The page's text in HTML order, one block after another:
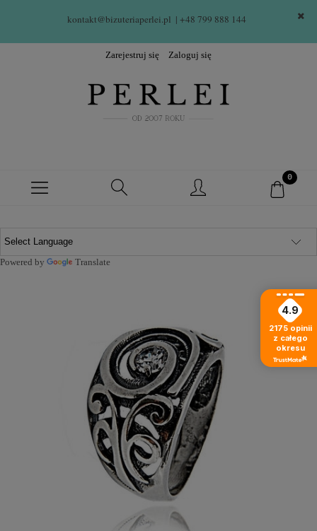
kontakt@bizuteriaperlei.pl | +48 799 888 144
Zarejestruj się Zaloguj się
Powered by Translate
4.9
2175 opinii
z całego
okresu